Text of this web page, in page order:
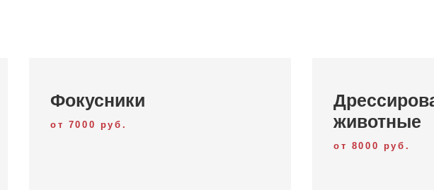
Фокусники
от 7000 руб.
животные
от 8000 руб.